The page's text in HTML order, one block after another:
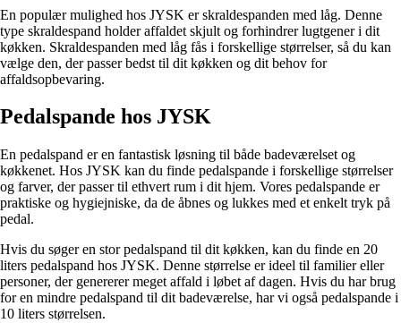
En populær mulighed hos JYSK er skraldespanden med låg. Denne
type skraldespand holder affaldet skjult og forhindrer lugtgener i dit
køkken. Skraldespanden med låg fås i forskellige størrelser, så du kan
vælge den, der passer bedst til dit køkken og dit behov for
affaldsopbevaring.
Pedalspande hos JYSK
En pedalspand er en fantastisk løsning til både badeværelset og
køkkenet. Hos JYSK kan du finde pedalspande i forskellige størrelser
og farver, der passer til ethvert rum i dit hjem. Vores pedalspande er
praktiske og hygiejniske, da de åbnes og lukkes med et enkelt tryk på
pedal.
Hvis du søger en stor pedalspand til dit køkken, kan du finde en 20
liters pedalspand hos JYSK. Denne størrelse er ideel til familier eller
personer, der genererer meget affald i løbet af dagen. Hvis du har brug
for en mindre pedalspand til dit badeværelse, har vi også pedalspande i
10 liters størrelsen.